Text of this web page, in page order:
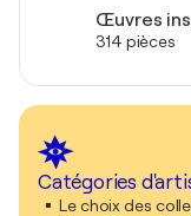
Œuvres
314 pièces
Catégories
Le choix des